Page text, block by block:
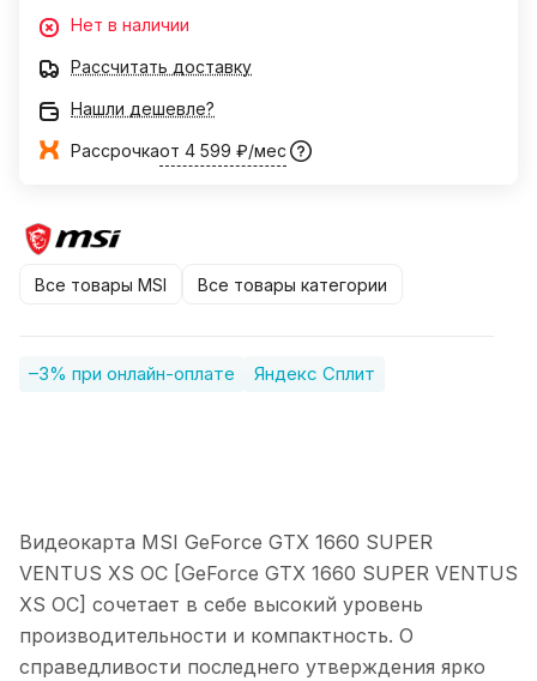
Нет в наличии
Рассчитать доставку
Нашли дешевле?
Рассрочкаот 4 599 ₽/мес
Все товары MSI Все товары категории
–3% при онлайн-оплате Яндекс Сплит
Видеокарта MSI GeForce GTX 1660 SUPER
VENTUS XS OC [GeForce GTX 1660 SUPER VENTUS
XS OC] сочетает в себе высокий уровень
производительности и компактность. О
справедливости последнего утверждения ярко